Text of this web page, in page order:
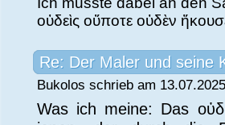
οὐδεὶς οὔποτε οὐδὲν
Re: Der Maler und seine
Bukolos schrieb am
Was ich meine: Das